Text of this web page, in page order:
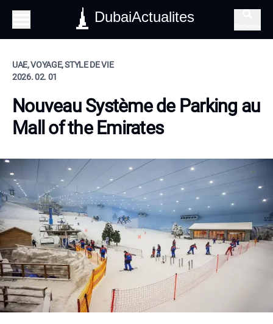
DubaiActualites
UAE, VOYAGE, STYLE DE VIE
2026. 02. 01
Nouveau Système de Parking au
Mall of the Emirates